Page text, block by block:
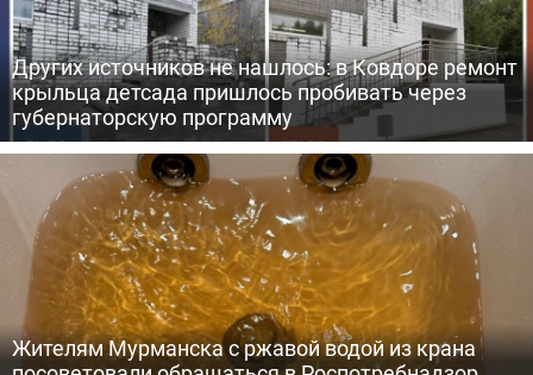
Других источников не нашлось: в Ковдоре ремонт
крыльца детсада пришлось пробивать через
губернаторскую программу
Жителям Мурманска с ржавой водой из крана